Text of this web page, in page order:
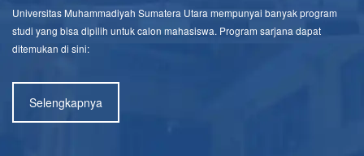
Universitas Muhammadiyah Sumatera Utara mempunyai banyak program
studi yang bisa dipilih untuk calon mahasiswa. Program sarjana dapat
ditemukan di sini:
Selengkapnya